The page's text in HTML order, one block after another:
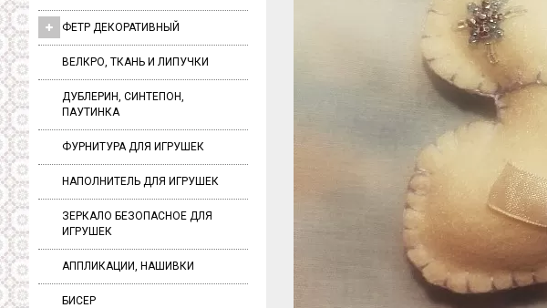
ФЕТР ДЕКОРАТИВНЫЙ
ВЕЛКРО, ТКАНЬ И ЛИПУЧКИ
ДУБЛЕРИН, СИНТЕПОН,
ПАУТИНКА
ФУРНИТУРА ДЛЯ ИГРУШЕК
НАПОЛНИТЕЛЬ ДЛЯ ИГРУШЕК
ЗЕРКАЛО БЕЗОПАСНОЕ ДЛЯ
ИГРУШЕК
АППЛИКАЦИИ, НАШИВКИ
БИСЕР